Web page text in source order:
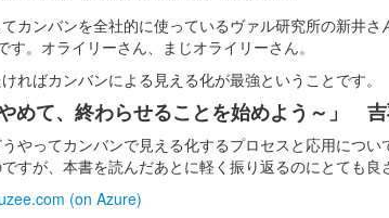
カンバンを全社的に使っているヴァル研究所の新井
。オライリーさん、まじオライリーさん。
ればカンバンによる見える化が最強ということです。
めて、終わらせることを始めよう～」
やってカンバンで見える化するプロセスと応用につい
すが、本書を読んだあとに軽く振り返るのにとても良
(on Azure)